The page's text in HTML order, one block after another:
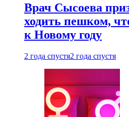
Врач Сысоева
ходить пешком,
к Новому году
2 года спустя2 года спустя